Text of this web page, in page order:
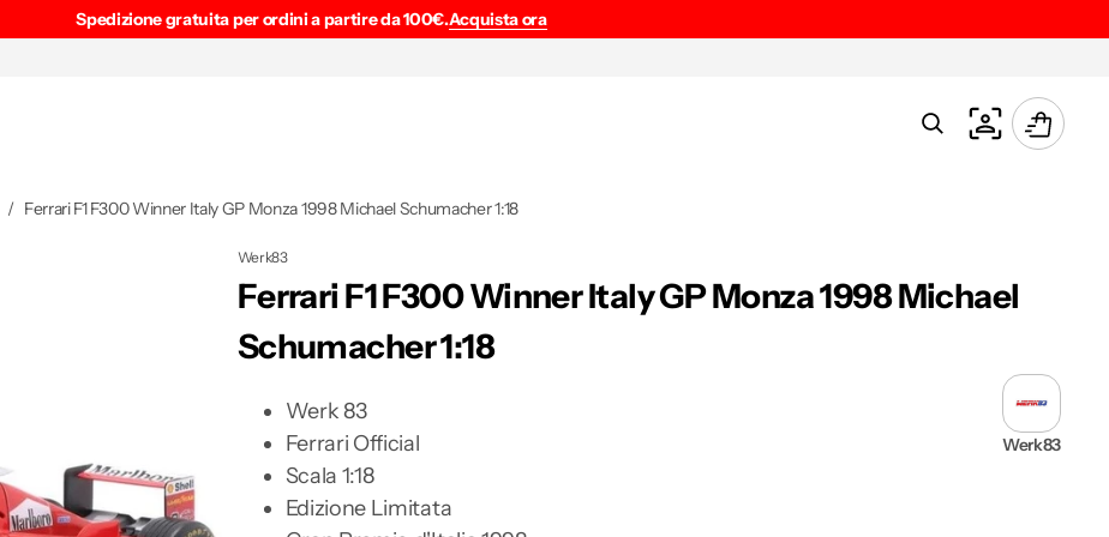
Spedizione gratuita per ordini a partire da 100€.Acquista ora
Carrello
/ Ferrari F1 F300 Winner Italy GP Monza 1998 Michael Schumacher 1:18
Werk83
Ferrari F1 F300 Winner Italy GP Monza 1998 Michael
Schumacher 1:18
Werk 83
Ferrari Official
Scala 1:18
Edizione Limitata
Werk83